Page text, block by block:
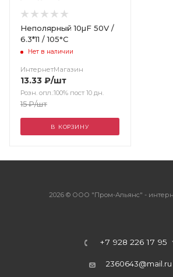
Неполярный 10µF 50V /
6.3*11 / 105°C
Нет в наличии
ИнтернетМагазин
13.33 ₽/шт
Розн. опл.:100% пост 10 дн.
15₽/шт
В КОРЗИНУ
2026 © ООО "Пром-Альянс" -
+7 928 226 17 95
2360643@mail.ru